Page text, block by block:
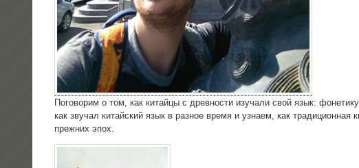
Пого­во­рим о том, как китай­цы с древ­но­сти изу­ча­ли свой язык:
как зву­чал китай­ский язык в раз­ное вре­мя и узна­ем, как
преж­них эпох.